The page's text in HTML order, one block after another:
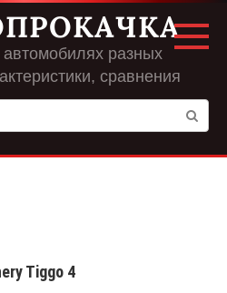
разных
сравнения
Tiggo 4